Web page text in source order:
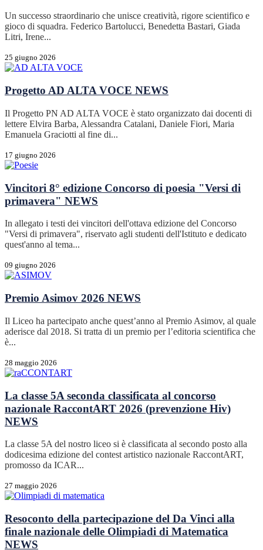
Un successo straordinario che unisce creatività, rigore scientifico e
gioco di squadra. Federico Bartolucci, Benedetta Bastari, Giada
Litri, Irene...
25 giugno 2026
Progetto AD ALTA VOCE NEWS
Il Progetto PN AD ALTA VOCE è stato organizzato dai docenti di
lettere Elvira Barba, Alessandra Catalani, Daniele Fiori, Maria
Emanuela Graciotti al fine di...
17 giugno 2026
Vincitori 8° edizione Concorso di poesia "Versi di
primavera" NEWS
In allegato i testi dei vincitori dell'ottava edizione del Concorso
"Versi di primavera", riservato agli studenti dell'Istituto e dedicato
quest'anno al tema...
09 giugno 2026
Premio Asimov 2026 NEWS
Il Liceo ha partecipato anche quest’anno al Premio Asimov, al quale
aderisce dal 2018. Si tratta di un premio per l’editoria scientifica che
è...
28 maggio 2026
La classe 5A seconda classificata al concorso
nazionale RaccontART 2026 (prevenzione Hiv)
NEWS
La classe 5A del nostro liceo si è classificata al secondo posto alla
dodicesima edizione del contest artistico nazionale RaccontART,
promosso da ICAR...
27 maggio 2026
Resoconto della partecipazione del Da Vinci alla
finale nazionale delle Olimpiadi di Matematica
NEWS